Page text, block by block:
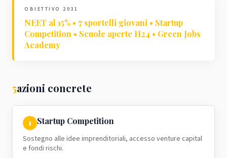
OBIETTIVO 2031
NEET al 15% • 7 sportelli giovani • Startup
Competition • Scuole aperte H24 • Green Jobs
Academy
5azioni concrete
1 Startup Competition
Sostegno alle idee imprenditoriali, accesso venture capital
e fondi rischi.